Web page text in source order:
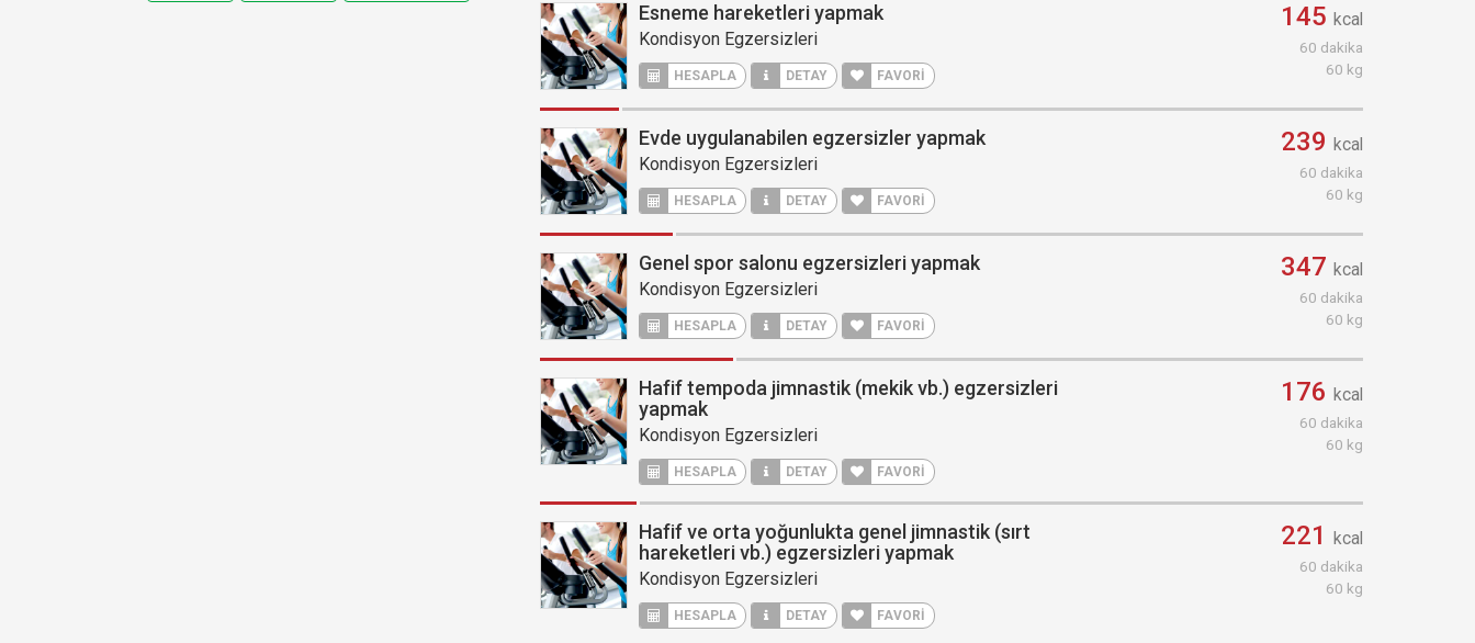
Esneme hareketleri yapmak
Kondisyon Egzersizleri
HESAPLA DETAY FAVORİ
145 kcal
60 dakika
60 kg
Evde uygulanabilen egzersizler yapmak
Kondisyon Egzersizleri
HESAPLA DETAY FAVORİ
239 kcal
60 dakika
60 kg
Genel spor salonu egzersizleri yapmak
Kondisyon Egzersizleri
HESAPLA DETAY FAVORİ
347 kcal
60 dakika
60 kg
Hafif tempoda jimnastik (mekik vb.) egzersizleri
yapmak
Kondisyon Egzersizleri
HESAPLA DETAY FAVORİ
176 kcal
60 dakika
60 kg
Hafif ve orta yoğunlukta genel jimnastik (sırt
hareketleri vb.) egzersizleri yapmak
Kondisyon Egzersizleri
HESAPLA DETAY FAVORİ
221 kcal
60 dakika
60 kg